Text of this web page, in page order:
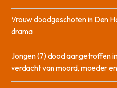
Vrouw doodgeschoten in Den
drama
Jongen (7) dood aangetroffen
verdacht van moord, moeder